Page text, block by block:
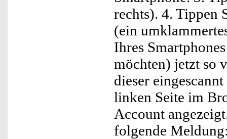
rechts). 4. Tippen
(ein
Ihres
möchten) jetzt so
dieser
linken Seite im
Account
folgende